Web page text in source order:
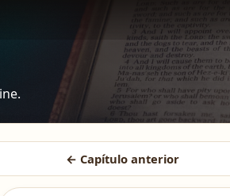
← Capítulo anterior